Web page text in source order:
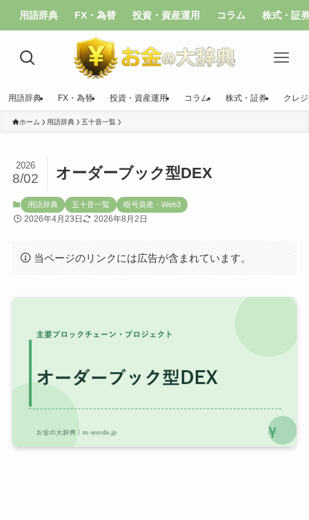
用語辞典 FX・為替 投資・資産運用 コラム 株式・証
用語辞典 FX・為替 投資・資産運用 コラム 株式・証券 クレ
ホーム 用語辞典 五十音一覧
オーダーブック型DEX
2026
8/02
用語辞典 五十音一覧 暗号資産・Web3
2026年4月23日 2026年8月2日
当ページのリンクには広告が含まれています。